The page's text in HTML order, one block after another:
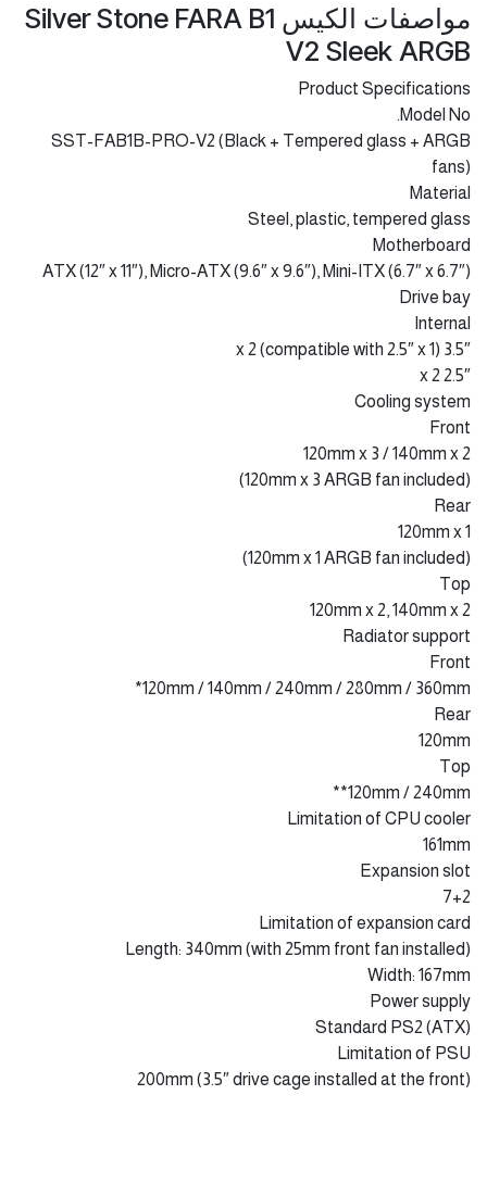
مواصفات الكيس Silver Stone FARA B1
V2 Sleek ARGB
Product Specifications
Model No.
SST-FAB1B-PRO-V2 (Black + Tempered glass + ARGB
fans)
Material
Steel, plastic, tempered glass
Motherboard
ATX (12″ x 11″), Micro-ATX (9.6″ x 9.6″), Mini-ITX (6.7″ x 6.7″)
Drive bay
Internal
3.5″ x 2 (compatible with 2.5″ x 1)
2.5″ x 2
Cooling system
Front
120mm x 3 / 140mm x 2
(120mm x 3 ARGB fan included)
Rear
120mm x 1
(120mm x 1 ARGB fan included)
Top
120mm x 2, 140mm x 2
Radiator support
Front
120mm / 140mm / 240mm / 280mm / 360mm*
Rear
120mm
Top
120mm / 240mm**
Limitation of CPU cooler
161mm
Expansion slot
7+2
Limitation of expansion card
Length: 340mm (with 25mm front fan installed)
Width: 167mm
Power supply
Standard PS2 (ATX)
Limitation of PSU
200mm (3.5″ drive cage installed at the front)